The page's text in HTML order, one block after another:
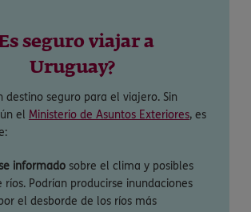
seguro viajar a
Uruguay?
destino seguro para el viajero. Sin
el Ministerio de Asuntos Exteriores, es
informadosobre el clima y posibles
ríos. Podrían producirse inundaciones
el desborde de los ríos más